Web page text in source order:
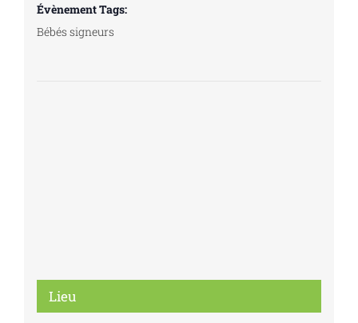
Évènement Tags:
Bébés signeurs
Lieu